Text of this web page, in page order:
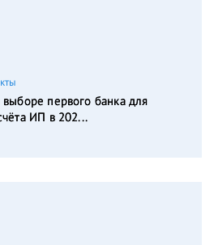
первого банка для
ИП в 202...